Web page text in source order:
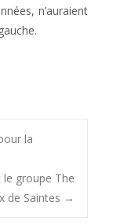
n’auraient
la
groupe The
de Saintes →